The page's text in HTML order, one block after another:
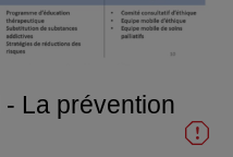
La prévention